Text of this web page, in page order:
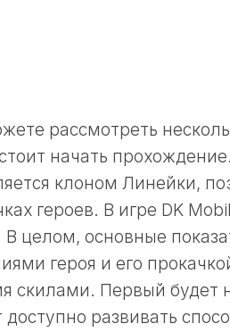
рассмотреть
начать
клоном Линейки,
героев. В игре DK
В целом, основные
героя и его
скилами. Первый будет
развивать